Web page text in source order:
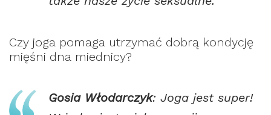
Czy joga pomaga utrzymać dobrą kondycję
mięśni dna miednicy?
Gosia Włodarczyk: Joga jest super!